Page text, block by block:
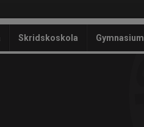
Skridskoskola Gymnasium